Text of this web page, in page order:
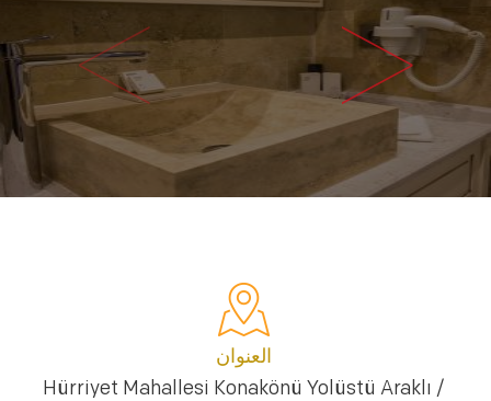
< >
العنوان
Hürriyet Mahallesi Konakönü Yolüstü Araklı /